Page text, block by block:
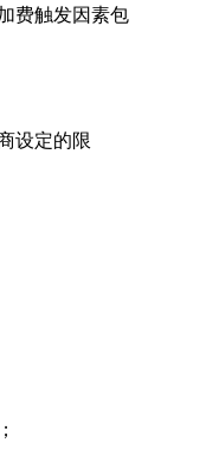
费触发因素包
设定的限